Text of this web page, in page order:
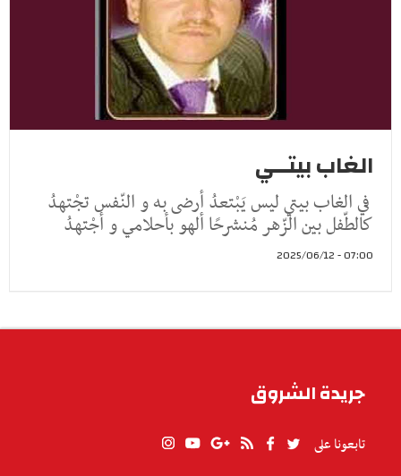
الغاب بيتــي
في الغاب بيتي ليس يَبْتعدُ أرضى به و النّفس تجْتهدُ
كالطّفل بين الزّهر مُنشرحًا ألهو بأحلامي و أجْتهدُ
07:00 - 2025/06/12
جريدة الشروق
تابعونا على